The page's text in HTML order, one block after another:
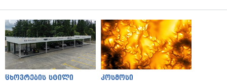
ცხოვრების სტილი კოსმოსი